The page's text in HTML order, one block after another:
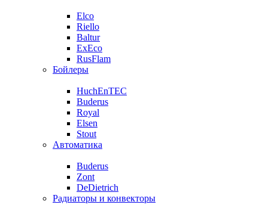
Elco
Riello
Baltur
ExEco
RusFlam
Бойлеры
HuchEnTEC
Buderus
Royal
Elsen
Stout
Автоматика
Buderus
Zont
DeDietrich
Радиаторы и конвекторы